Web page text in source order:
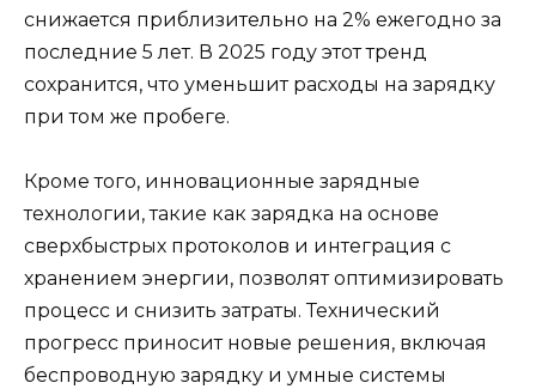
снижается приблизительно на 2% ежегодно за
последние 5 лет. В 2025 году этот тренд
сохранится, что уменьшит расходы на зарядку
при том же пробеге.
Кроме того, инновационные зарядные
технологии, такие как зарядка на основе
сверхбыстрых протоколов и интеграция с
хранением энергии, позволят оптимизировать
процесс и снизить затраты. Технический
прогресс приносит новые решения, включая
беспроводную зарядку и умные системы